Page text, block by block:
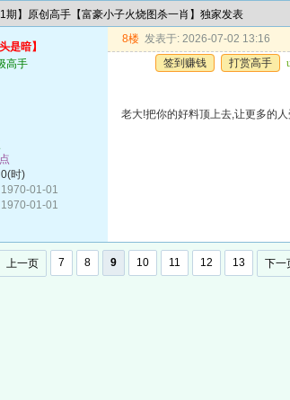
期】原创高手【富豪小子火烧图杀一肖】独家发表
是暗】
高手
时)
1970-01-01
1970-01-01
8楼 发表于: 2026-07-02 13:16
签到赚钱
打赏高手
老大!把你的好料顶上去,让更多的人
上一页 7 8 9 10 11 12 13 下一